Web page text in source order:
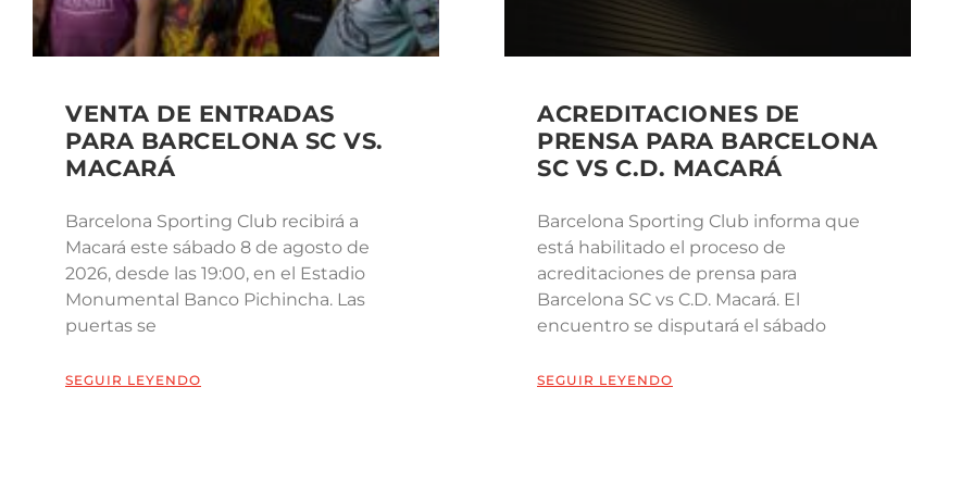
VENTA DE ENTRADAS
PARA BARCELONA SC VS.
MACARÁ
Barcelona Sporting Club recibirá a
Macará este sábado 8 de agosto de
2026, desde las 19:00, en el Estadio
Monumental Banco Pichincha. Las
puertas se
SEGUIR LEYENDO
ACREDITACIONES DE
PRENSA PARA BARCELONA
SC VS C.D. MACARÁ
Barcelona Sporting Club informa que
está habilitado el proceso de
acreditaciones de prensa para
Barcelona SC vs C.D. Macará. El
encuentro se disputará el sábado
SEGUIR LEYENDO